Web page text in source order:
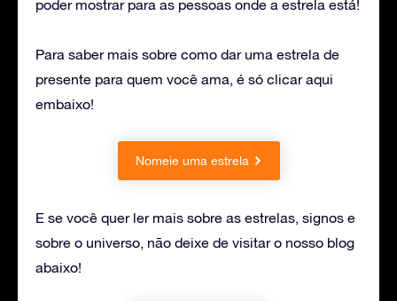
poder mostrar para as pessoas onde a estrela está!
Para saber mais sobre como dar uma estrela de
presente para quem você ama, é só clicar aqui
embaixo!
Nomeie uma estrela
E se você quer ler mais sobre as estrelas, signos e
sobre o universo, não deixe de visitar o nosso blog
abaixo!